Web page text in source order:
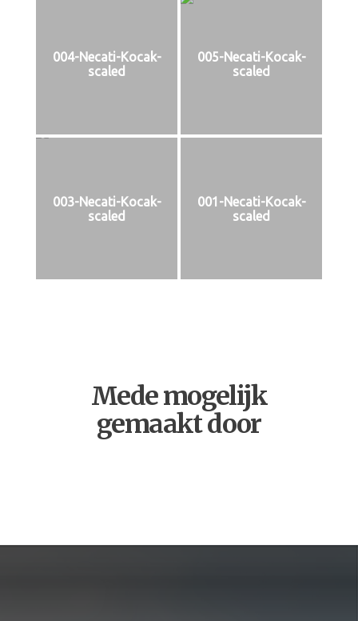
004-Necati-Kocak-
scaled
005-Necati-Kocak-
scaled
003-Necati-Kocak-
scaled
001-Necati-Kocak-
scaled
Mede mogelijk
gemaakt door